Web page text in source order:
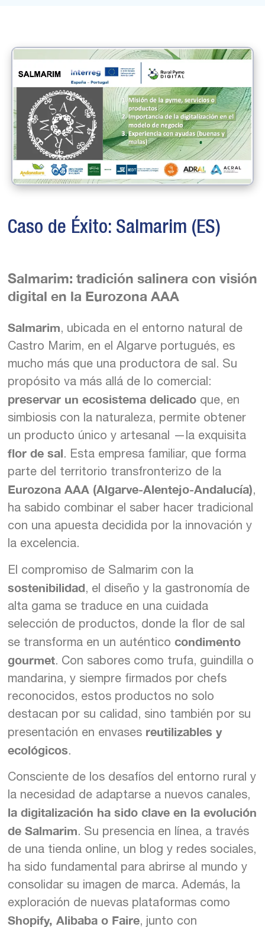
Caso de Éxito: Salmarim (ES)
Salmarim: tradición salinera con visión
digital en la Eurozona AAA
Salmarim, ubicada en el entorno natural de
Castro Marim, en el Algarve portugués, es
mucho más que una productora de sal. Su
propósito va más allá de lo comercial:
preservar un ecosistema delicado que, en
simbiosis con la naturaleza, permite obtener
un producto único y artesanal —la exquisita
flor de sal. Esta empresa familiar, que forma
parte del territorio transfronterizo de la
Eurozona AAA (Algarve-Alentejo-Andalucía),
ha sabido combinar el saber hacer tradicional
con una apuesta decidida por la innovación y
la excelencia.
El compromiso de Salmarim con la
sostenibilidad, el diseño y la gastronomía de
alta gama se traduce en una cuidada
selección de productos, donde la flor de sal
se transforma en un auténtico condimento
gourmet. Con sabores como trufa, guindilla o
mandarina, y siempre firmados por chefs
reconocidos, estos productos no solo
destacan por su calidad, sino también por su
presentación en envases reutilizables y
ecológicos.
Consciente de los desafíos del entorno rural y
la necesidad de adaptarse a nuevos canales,
la digitalización ha sido clave en la evolución
de Salmarim. Su presencia en línea, a través
de una tienda online, un blog y redes sociales,
ha sido fundamental para abrirse al mundo y
consolidar su imagen de marca. Además, la
exploración de nuevas plataformas como
Shopify, Alibaba o Faire, junto con